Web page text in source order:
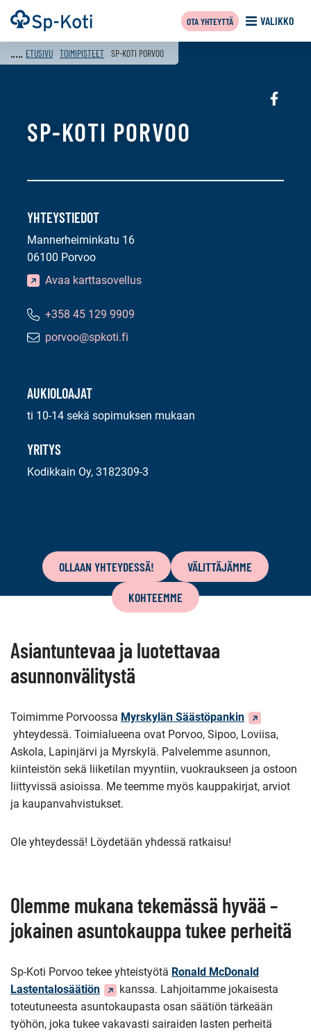
Siirry
sisältöön
Etusivu VALIKKO
OTA YHTEYTTÄ
ETUSIVU TOIMIPISTEET SP-KOTI PORVOO
SP-KOTI PORVOO
YHTEYSTIEDOT
Mannerheiminkatu 16
06100 Porvoo
Avaa karttasovellus
Puhelinnumero:
+358 45 129 9909
Sähköpostiosoite:
porvoo@spkoti.fi
AUKIOLOAJAT
ti 10-14 sekä sopimuksen mukaan
YRITYS
Kodikkain Oy, 3182309-3
sisältö
OLLAAN YHTEYDESSÄ!
VÄLITTÄJÄMME
KOHTEEMME
Asiantuntevaa ja luotettavaa
asunnonvälitystä
Toimimme Porvoossa Myrskylän Säästöpankin(Siirryt
toiseen
palveluun)
yhteydessä. Toimialueena ovat Porvoo, Sipoo, Loviisa,
Askola, Lapinjärvi ja Myrskylä. Palvelemme asunnon,
kiinteistön sekä liiketilan myyntiin, vuokraukseen ja ostoon
liittyvissä asioissa. Me teemme myös kauppakirjat, arviot
ja kaupanvahvistukset.
Ole yhteydessä! Löydetään yhdessä ratkaisu!
Olemme mukana tekemässä hyvää –
jokainen asuntokauppa tukee perheitä
Sp-Koti Porvoo tekee yhteistyötä Ronald McDonald
Lastentalosäätiön(Siirryt
toiseen
palveluun)
kanssa. Lahjoitamme jokaisesta
toteutuneesta asuntokaupasta osan säätiön tärkeään
työhön, joka tukee vakavasti sairaiden lasten perheitä